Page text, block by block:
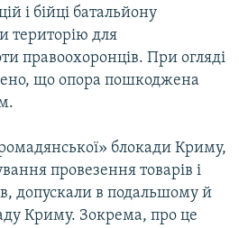
і бійці батальйону
територію для
правоохоронців. При огляді
що опора пошкоджена
блокади Криму,
провезення товарів і
допускали в подальшому й
Криму. Зокрема, про це